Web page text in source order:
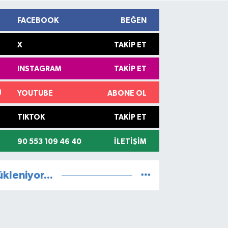
FACEBOOK BEĞEN
X TAKIP ET
INSTAGRAM TAKIP ET
YOUTUBE ABONE OL
TIKTOK TAKIP ET
90 553 109 46 40 İLETIŞIM